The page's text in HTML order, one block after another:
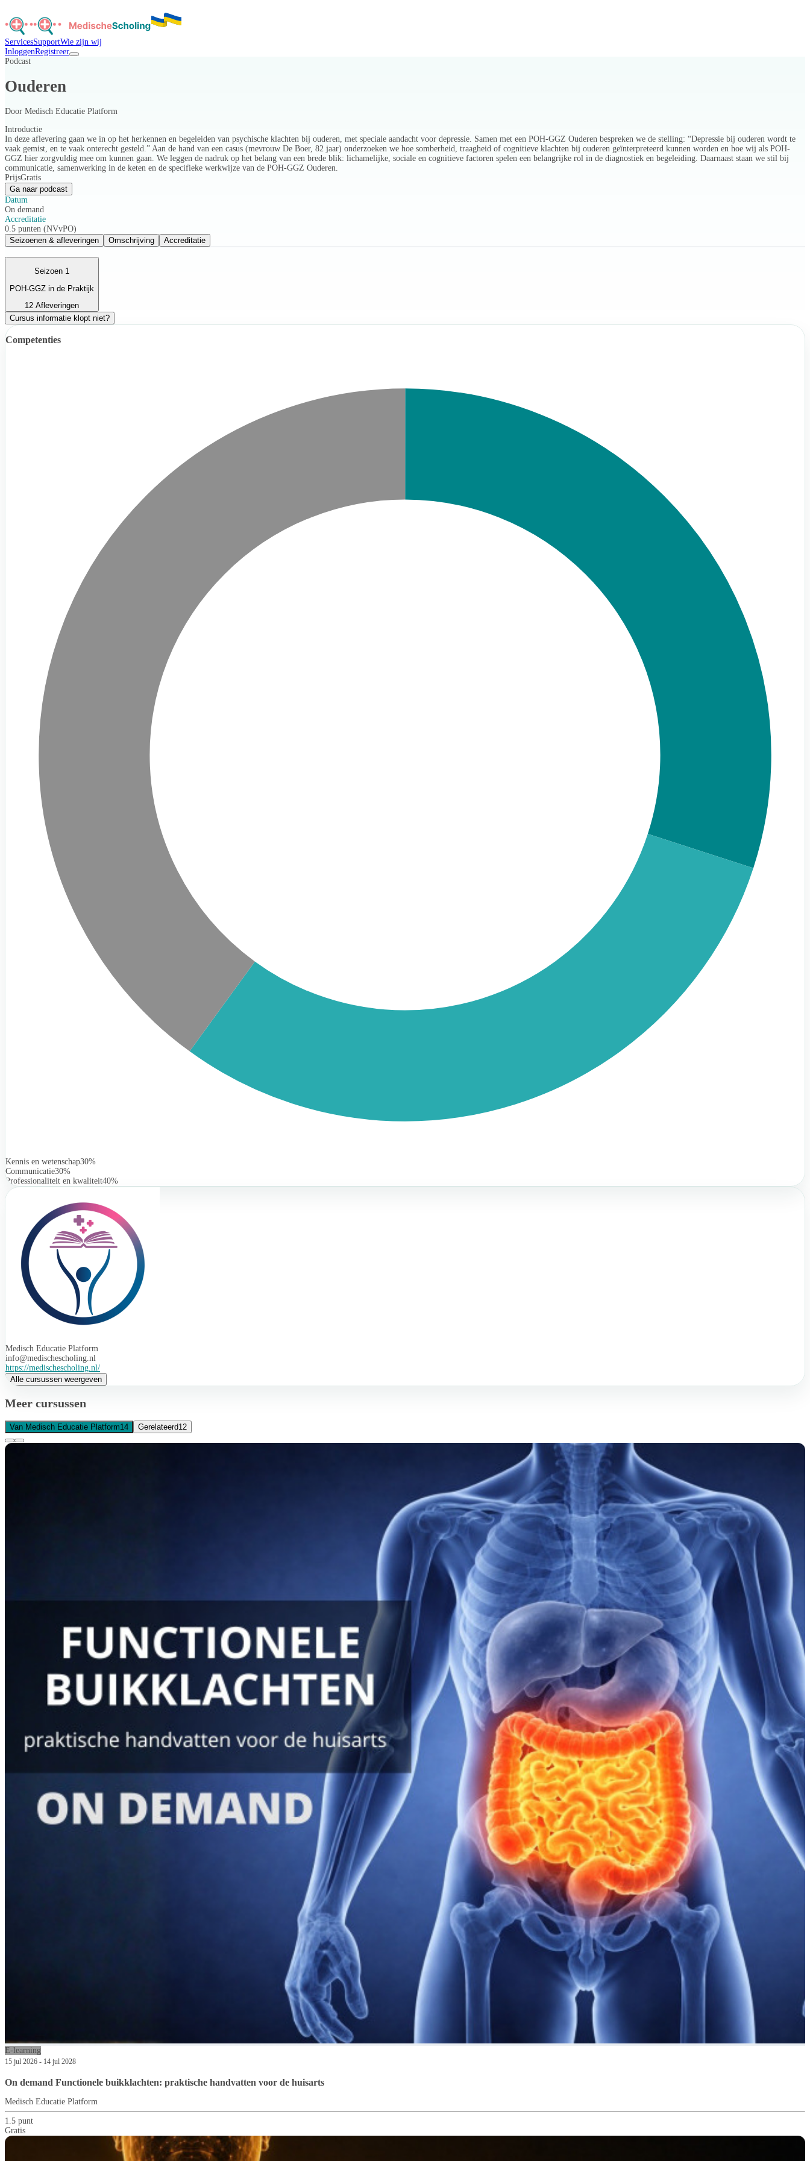
ServicesSupportWie zijn wij
InloggenRegistreer
Podcast
Ouderen
Door Medisch Educatie Platform
Introductie
In deze aflevering gaan we in op het herkennen en begeleiden van psychische klachten bij ouderen, met speciale aandacht voor depressie. Samen met een POH-GGZ Ouderen bespreken we de stelling: “Depressie bij ouderen wordt te
vaak gemist, en te vaak onterecht gesteld.” Aan de hand van een casus (mevrouw De Boer, 82 jaar) onderzoeken we hoe somberheid, traagheid of cognitieve klachten bij ouderen geïnterpreteerd kunnen worden en hoe wij als POH-
GGZ hier zorgvuldig mee om kunnen gaan. We leggen de nadruk op het belang van een brede blik: lichamelijke, sociale en cognitieve factoren spelen een belangrijke rol in de diagnostiek en begeleiding. Daarnaast staan we stil bij
communicatie, samenwerking in de keten en de specifieke werkwijze van de POH-GGZ Ouderen.
PrijsGratis
Ga naar podcast
Datum
On demand
Accreditatie
0.5 punten (NVvPO)
Seizoenen & afleveringen
Omschrijving Accreditatie
Seizoen 1
POH-GGZ in de Praktijk
12 Afleveringen
Cursus informatie klopt niet?
Competenties
Kennis en wetenschap30%
Communicatie30%
Professionaliteit en kwaliteit40%
Medisch Educatie Platform
info@medischescholing.nl
https://medischescholing.nl/
Alle cursussen weergeven
Meer cursussen
Van Medisch Educatie Platform14 Gerelateerd12
E-learning
15 jul 2026 - 14 jul 2028
On demand Functionele buikklachten: praktische handvatten voor de huisarts
Medisch Educatie Platform
1.5 punt
Gratis